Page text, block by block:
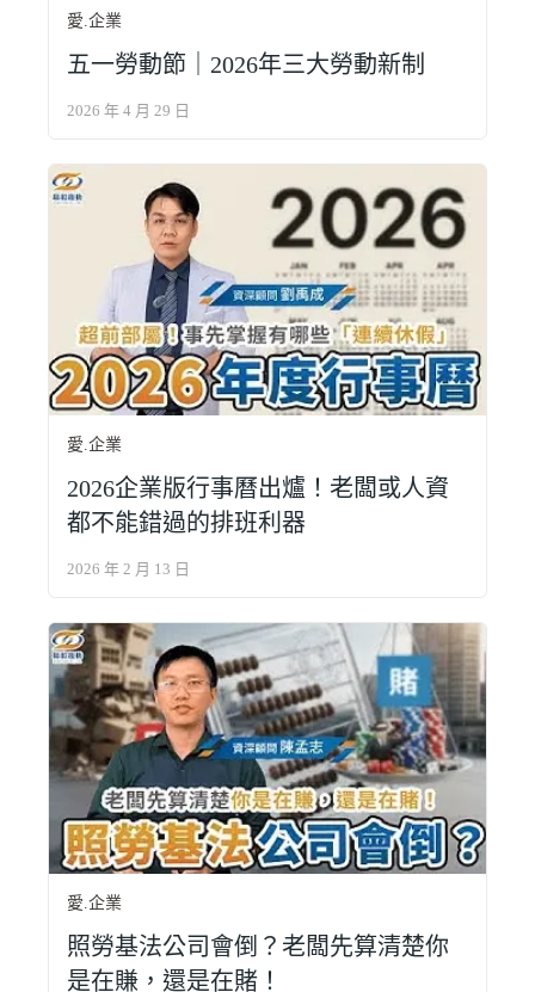
愛.企業
五一勞動節｜2026年三大勞動新制
2026 年 4 月 29 日
愛.企業
2026企業版行事曆出爐！老闆或人資
都不能錯過的排班利器
2026 年 2 月 13 日
愛.企業
照勞基法公司會倒？老闆先算清楚你
是在賺，還是在賭！